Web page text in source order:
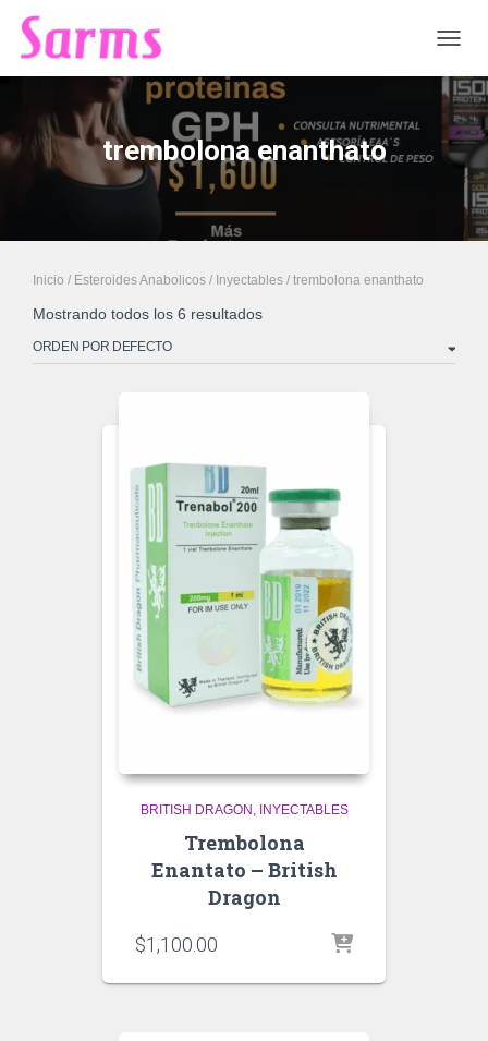
trembolona enanthato
Inicio / Esteroides Anabolicos / Inyectables / trembolona enanthato
Mostrando todos los 6 resultados
BRITISH DRAGON INYECTABLES
Trembolona
Enantato – British
Dragon
$1,100.00